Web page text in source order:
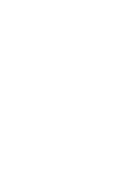
do USAID
của Dự án Giảm